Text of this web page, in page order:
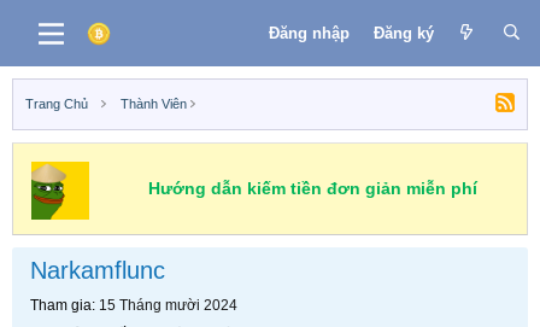
Đăng nhập Đăng ký
Trang Chủ Thành Viên
Hướng dẫn kiếm tiền đơn giản miễn phí
Narkamflunc
Tham gia 15 Tháng mười 2024